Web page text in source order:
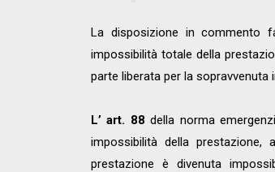
La disposizione in commento
impossibilità totale della
parte liberata per la
L’ art. 88 della norma
impossibilità della prestazione,
prestazione è divenuta